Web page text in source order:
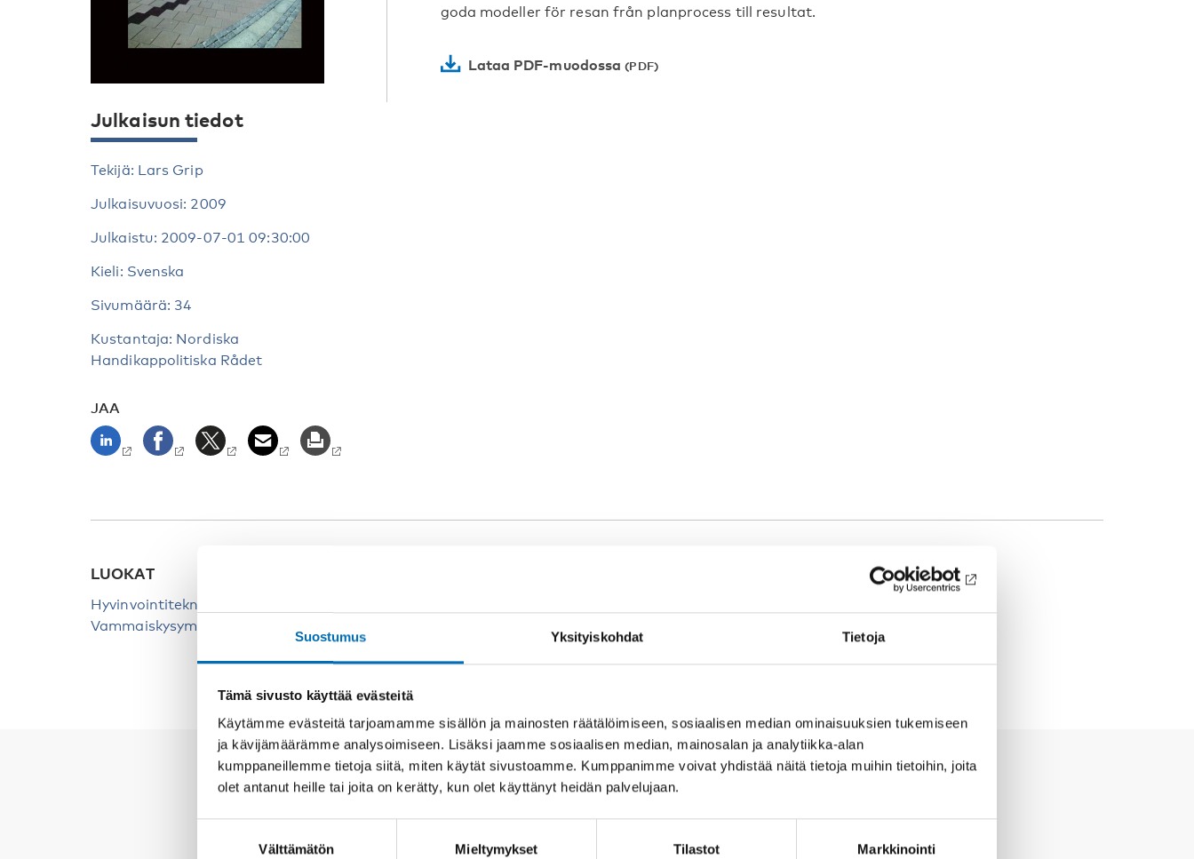
Suostumus Yksityiskohdat Tietoja
Tämä sivusto käyttää evästeitä
Käytämme evästeitä tarjoamamme sisällön ja mainosten räätälöimiseen, sosiaalisen median ominaisuuksien tukemiseen
ja kävijämäärämme analysoimiseen. Lisäksi jaamme sosiaalisen median, mainosalan ja analytiikka-alan
kumppaneillemme tietoja siitä, miten käytät sivustoamme. Kumppanimme voivat yhdistää näitä tietoja muihin tietoihin, joita
olet antanut heille tai joita on kerätty, kun olet käyttänyt heidän palvelujaan.
Välttämätön Mieltymykset Tilastot Markkinointi
goda modeller för resan från planprocess till resultat.
Lataa PDF-muodossa
Julkaisun tiedot
Tekijä: Lars Grip
Julkaisuvuosi: 2009
Julkaistu: 2009-07-01 09:30:00
Kieli: Svenska
Sivumäärä: 34
Kustantaja: Nordiska
Handikappolitiska Rådet
JAA
LUOKAT
Hyvinvointiteknologia
Vammaiskysymykset
Asiaan liittyvää sisältöä